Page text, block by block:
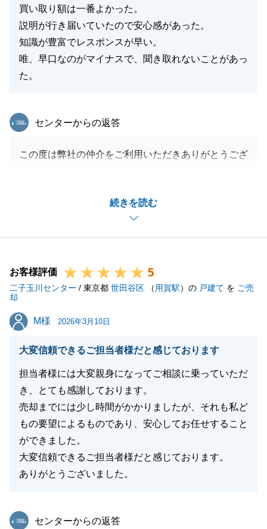
買い取り額は一番よかった。
説明が行き届いていたので安心感があった。
知識が豊富でレスポンスが早い。
唯、早口なのがマイナスで、聞き取れないことがあっ
た。
続きを読む
東急リバブル
センターからの返答
この度は弊社の仲介をご利用いただきありがとうござ
事成就し安堵しております。
これからも末永いお付き合いの程よろしくお願い申し
上げます。
閉じる
お客様評価 5
二子玉川センター / 東京都 世田谷区 （ 用賀駅）の 戸建て を ご売
却
M様
M様 2026年3月10日
大変信頼できるご担当者様だと感じております
担当者様には大変親身になってご相談に乗っていただ
き、とても感謝しております。
売却までには少し時間がかかりましたが、それも私ど
もの要望によるものであり、安心してお任せすること
ができました。
大変信頼できるご担当者様だと感じております。
ありがとうございました。
東急リバブル
センターからの返答